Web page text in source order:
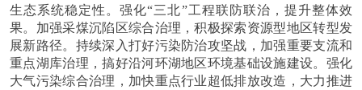
生态系统稳定性。强化“三北”工程联防联治，提升整体效
果。加强采煤沉陷区综合治理，积极探索资源型地区转型发
展新路径。持续深入打好污染防治攻坚战，加强重要支流和
重点湖库治理，搞好沿河环湖地区环境基础设施建设。强化
大气污染综合治理，加快重点行业超低排放改造，大力推进